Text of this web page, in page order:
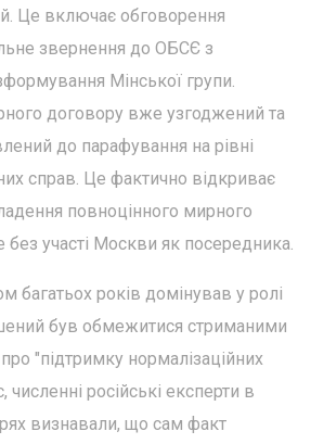
Це включає обговорення
звернення до ОБСЄ з
Мінської групи.
договору вже узгоджений та
до парафування на рівні
справ. Це фактично відкриває
повноцінного мирного
участі Москви як посередника.
багатьох років домінував у ролі
був обмежитися стриманими
"підтримку нормалізаційних
численні російські експерти в
визнавали, що сам факт